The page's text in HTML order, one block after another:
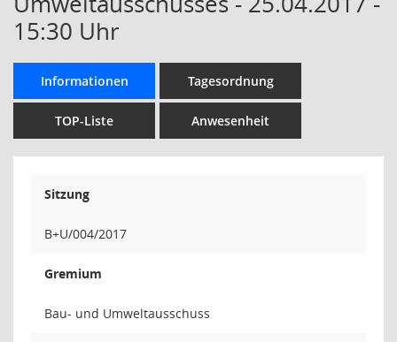
15:30 Uhr
Informationen Tagesordnung
TOP-Liste Anwesenheit
Sitzung
B+U/004/2017
Gremium
Bau- und Umweltausschuss